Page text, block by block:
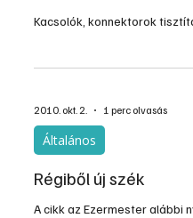
Kacsolók, konnektorok
2010. okt. 2. 1 perc olvasás
Általános
Régiből új szék
A cikk az Ezermester alábbi